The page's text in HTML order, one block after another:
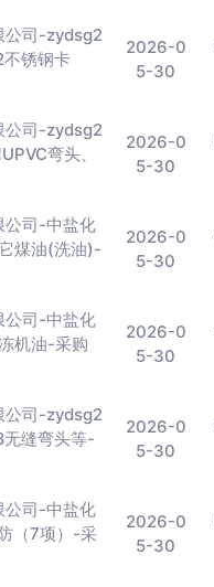
公司-zydsg2
锈钢卡
2026-0
5-30
公司-zydsg2
弯头、
2026-0
5-30
公司-中盐化
煤油(洗油)-
2026-0
5-30
公司-中盐化
机油-采购
2026-0
5-30
公司-zydsg2
缝弯头等-
2026-0
5-30
公司-中盐化
（7项）-采
2026-0
5-30